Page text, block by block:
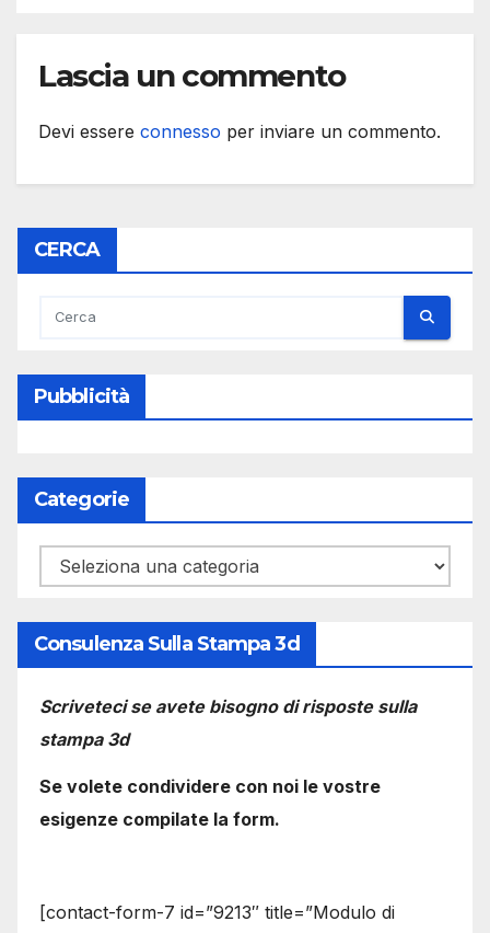
Lascia un commento
Devi essere connesso per inviare un commento.
CERCA
Pubblicità
Categorie
Categorie
Consulenza Sulla Stampa 3d
Scriveteci se avete bisogno di risposte sulla
stampa 3d
Se volete condividere con noi le vostre
esigenze compilate la form.
[contact-form-7 id=”9213″ title=”Modulo di